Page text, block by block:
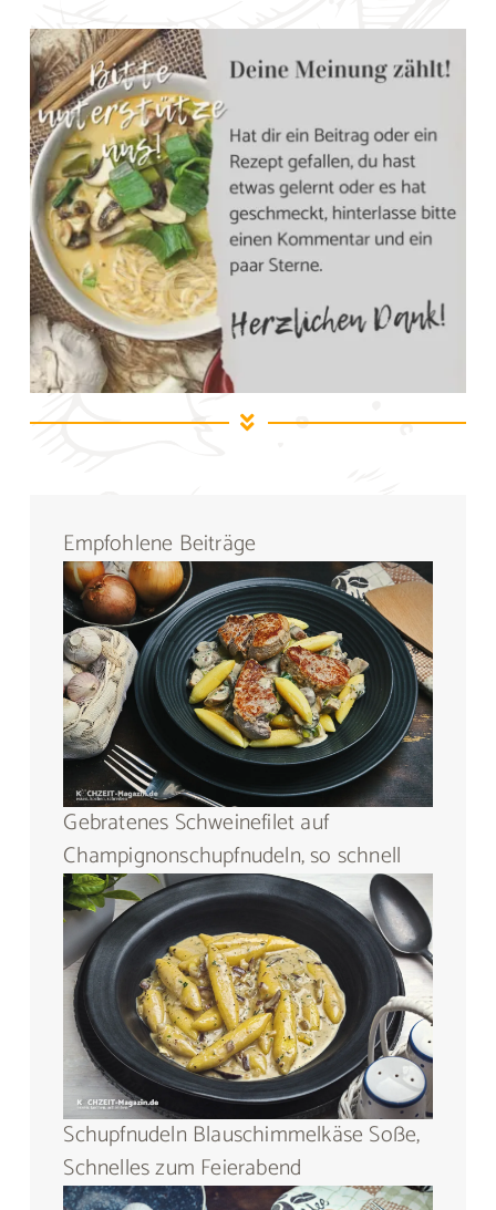
Empfohlene Beiträge
Gebratenes Schweinefilet auf
Champignonschupfnudeln, so schnell
Schupfnudeln Blauschimmelkäse Soße,
Schnelles zum Feierabend